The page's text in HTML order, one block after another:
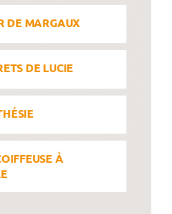
DE MARGAUX
DE LUCIE
À